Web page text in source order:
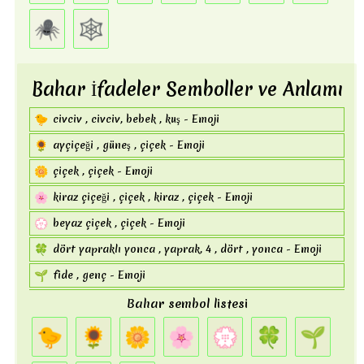
🐑 koyun , koyun , kadın - Emoji
🐐 zodyak , keçi , Oğlak burcu - Emoji
bakteri , kambur , deve , iki hörgüçlü deve , iki yüzlü
deve - Emoji
🦒 zürafa yüzü , noktalar , zürafa - Emoji
🐘 fil - Emoji
🦏 rhinoceros - Emoji
🐭 fare , fare yüzü , yüz - Emoji
🐁 fare , mouse2 - Emoji
🐀 rat - Emoji
🐹 hamster yüzü , yüz , pet , hamster - Emoji
🐰 tavşan , pet , tavşan , yüz , tavşan yüzü - Emoji
🐇 tavşan , rabbit2 , tavşan , pet - Emoji
🕷️
🕸️
Bahar İfadeler Semboller ve Anlamı
🐤 civciv , civciv, bebek , kuş - Emoji
🌻 ayçiçeği , güneş , çiçek - Emoji
🌼 çiçek , çiçek - Emoji
🌸 kiraz çiçeği , çiçek , kiraz , çiçek - Emoji
💮 beyaz çiçek , çiçek - Emoji
🍀 dört yapraklı yonca , yaprak, 4 , dört , yonca - Emoji
🌱 fide , genç - Emoji
lale , çiçek - Emoji
🌈 gökkuşağı , yağmur - Emoji
☂️ giyim , yağmur,şemsiye - Emoji
Bahar sembol listesi
🐤 🌻 🌼 🌸 💮 🍀 🌱